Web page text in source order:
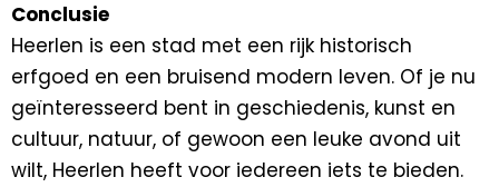
Conclusie
Heerlen is een stad met een rijk historisch
erfgoed en een bruisend modern leven. Of je nu
geïnteresseerd bent in geschiedenis, kunst en
cultuur, natuur, of gewoon een leuke avond uit
wilt, Heerlen heeft voor iedereen iets te bieden.